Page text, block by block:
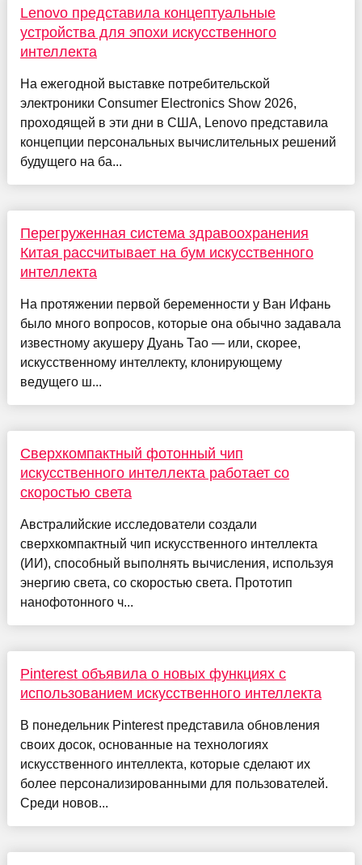
Lenovo представила концептуальные
устройства для эпохи искусственного
интеллекта
На ежегодной выставке потребительской
электроники Consumer Electronics Show 2026,
проходящей в эти дни в США, Lenovo представила
концепции персональных вычислительных решений
будущего на ба...
Перегруженная система здравоохранения
Китая рассчитывает на бум искусственного
интеллекта
На протяжении первой беременности у Ван Ифань
было много вопросов, которые она обычно задавала
известному акушеру Дуань Тао — или, скорее,
искусственному интеллекту, клонирующему
ведущего ш...
Сверхкомпактный фотонный чип
искусственного интеллекта работает со
скоростью света
Австралийские исследователи создали
сверхкомпактный чип искусственного интеллекта
(ИИ), способный выполнять вычисления, используя
энергию света, со скоростью света. Прототип
нанофотонного ч...
Pinterest объявила о новых функциях с
использованием искусственного интеллекта
В понедельник Pinterest представила обновления
своих досок, основанные на технологиях
искусственного интеллекта, которые сделают их
более персонализированными для пользователей.
Среди новов...